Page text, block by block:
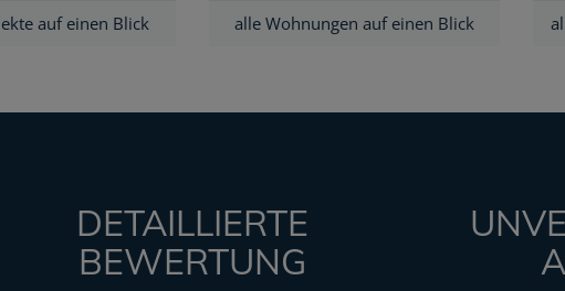
auf einen Blick alle Wohnungen auf einen Blick
DETAILLIERTE
BEWERTUNG